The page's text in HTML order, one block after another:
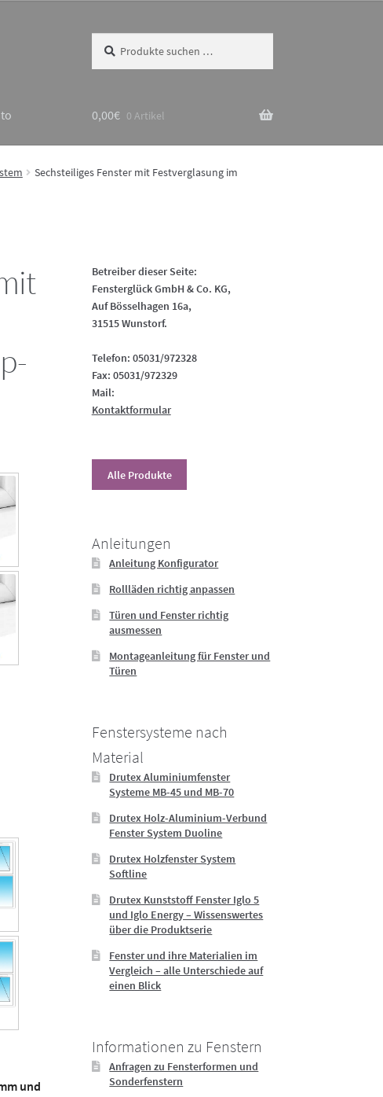
nach:
0,00€ 0 Artikel
Sechsteiliges Fenster mit Festverglasung im
und
Betreiber dieser Seite:
Fensterglück GmbH & Co. KG,
Auf Bösselhagen 16a,
31515 Wunstorf.
Telefon: 05031/972328
Fax: 05031/972329
Mail:
Kontaktformular
Alle Produkte
Anleitungen
Anleitung Konfigurator
Rollläden richtig anpassen
Türen und Fenster richtig
ausmessen
Montageanleitung für Fenster und
Türen
Fenstersysteme nach
Material
Drutex Aluminiumfenster
Systeme MB-45 und MB-70
Drutex Holz-Aluminium-Verbund
Fenster System Duoline
Drutex Holzfenster System
Softline
Drutex Kunststoff Fenster Iglo 5
und Iglo Energy – Wissenswertes
über die Produktserie
Fenster und ihre Materialien im
Vergleich – alle Unterschiede auf
einen Blick
Informationen zu Fenstern
Anfragen zu Fensterformen und
Sonderfenstern